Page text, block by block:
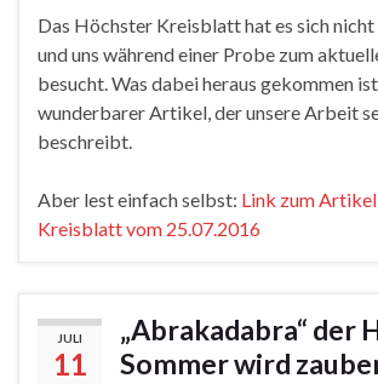
Das Höchster Kreisblatt hat es sich nicht
und uns während einer Probe zum
besucht. Was dabei heraus gekommen
wunderbarer Artikel, der unsere Arbeit
beschreibt.
Aber lest einfach selbst: Link zum
Kreisblatt vom 25.07.2016
JULI
11
„Abrakadabra“ der
Sommer wird